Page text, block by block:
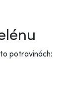
potravinách: